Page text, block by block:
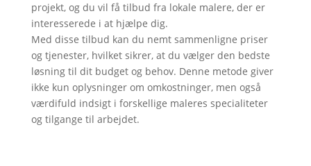
projekt, og du vil få tilbud fra lokale malere, der er
interesserede i at hjælpe dig.
Med disse tilbud kan du nemt sammenligne priser
og tjenester, hvilket sikrer, at du vælger den bedste
løsning til dit budget og behov. Denne metode giver
ikke kun oplysninger om omkostninger, men også
værdifuld indsigt i forskellige maleres specialiteter
og tilgange til arbejdet.